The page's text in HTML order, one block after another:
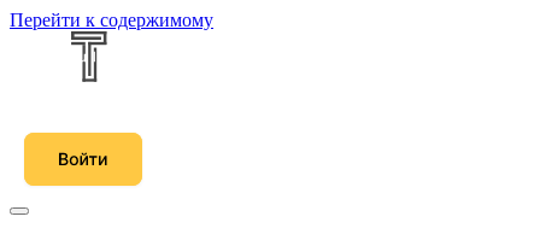
Перейти к содержимому